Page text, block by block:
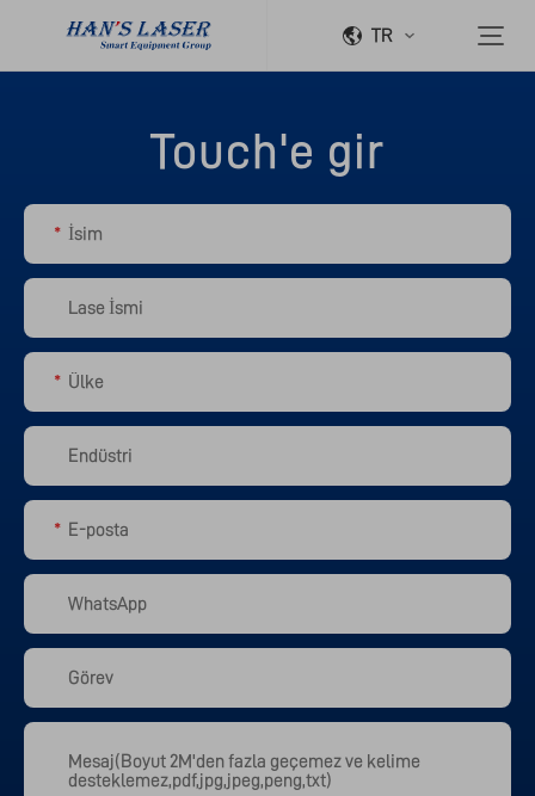
TR
Touch'e gir
*
*
*